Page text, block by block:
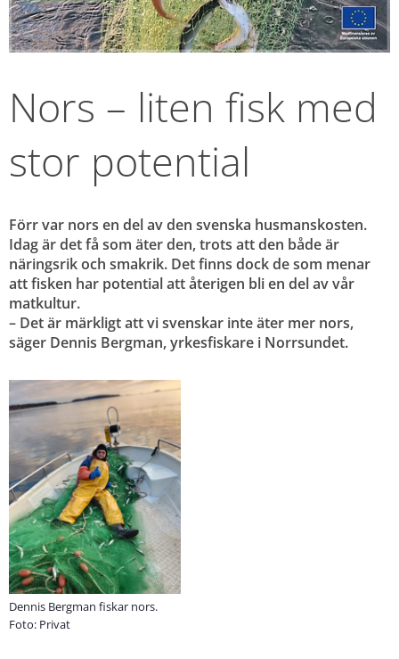
Nors – liten fisk med
stor potential
Förr var nors en del av den svenska husmanskosten.
Idag är det få som äter den, trots att den både är
näringsrik och smakrik. Det finns dock de som menar
att fisken har potential att återigen bli en del av vår
matkultur.
– Det är märkligt att vi svenskar inte äter mer nors,
säger Dennis Bergman, yrkesfiskare i Norrsundet.
Dennis Bergman fiskar nors.
Foto: Privat